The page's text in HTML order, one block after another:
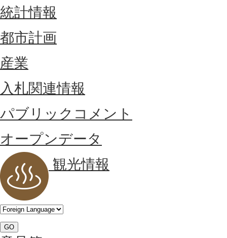
統計情報
都市計画
産業
入札関連情報
パブリックコメント
オープンデータ
観光情報
GO